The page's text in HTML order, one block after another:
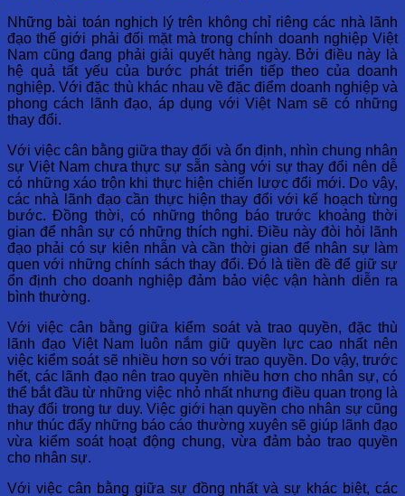
Những bài toán nghịch lý trên không chỉ riêng các nhà lãnh
đạo thế giới phải đối mặt mà trong chính doanh nghiệp Việt
Nam cũng đang phải giải quyết hàng ngày. Bởi điều này là
hệ quả tất yếu của bước phát triển tiếp theo của doanh
nghiệp. Với đặc thù khác nhau về đặc điểm doanh nghiệp và
phong cách lãnh đạo, áp dụng với Việt Nam sẽ có những
thay đổi.
Với việc cân bằng giữa thay đổi và ổn định, nhìn chung nhân
sự Việt Nam chưa thực sự sẵn sàng với sự thay đổi nên dễ
có những xáo trộn khi thực hiện chiến lược đổi mới. Do vậy,
các nhà lãnh đạo cần thực hiện thay đổi với kế hoạch từng
bước. Đồng thời, có những thông báo trước khoảng thời
gian để nhân sự có những thích nghi. Điều này đòi hỏi lãnh
đạo phải có sự kiên nhẫn và cần thời gian để nhân sự làm
quen với những chính sách thay đổi. Đó là tiền đề để giữ sự
ổn định cho doanh nghiệp đảm bảo việc vận hành diễn ra
bình thường.
Với việc cân bằng giữa kiểm soát và trao quyền, đặc thù
lãnh đạo Việt Nam luôn nắm giữ quyền lực cao nhất nên
việc kiểm soát sẽ nhiều hơn so với trao quyền. Do vậy, trước
hết, các lãnh đạo nên trao quyền nhiều hơn cho nhân sự, có
thể bắt đầu từ những việc nhỏ nhất nhưng điều quan trọng là
thay đổi trong tư duy. Việc giới hạn quyền cho nhân sự cũng
như thúc đẩy những báo cáo thường xuyên sẽ giúp lãnh đạo
vừa kiểm soát hoạt động chung, vừa đảm bảo trao quyền
cho nhân sự.
Với việc cân bằng giữa sự đồng nhất và sự khác biệt, các